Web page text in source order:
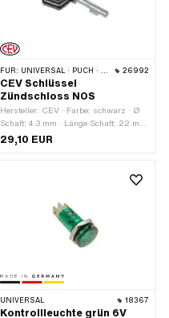
FÜR: UNIVERSAL · PUCH · SACHS · PONY / CILO (BETA 521 & 512) 26992
CEV Schlüssel
Zündschloss NOS
Hersteller: CEV · Farbe: schwarz · Ø
Schaft: 4.3 mm · Länge Schaft: 22 mm
· Gesamtlänge: 41 mm
29,10 EUR
UNIVERSAL 18367
Kontrollleuchte grün 6V